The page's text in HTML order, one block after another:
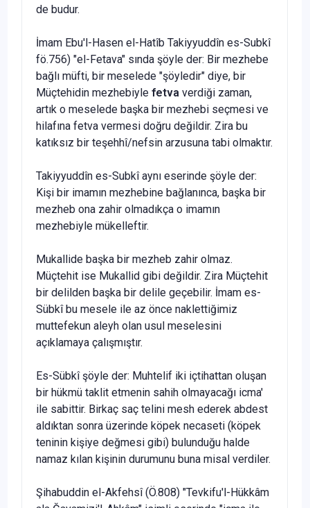
de budur.
İmam Ebu'l-Hasen el-Hatîb Takiyyuddîn es-Subkî
fö.756) "el-Fetava" sında şöyle der: Bir mezhebe
bağlı müfti, bir meselede "şöyledir" diye, bir
Müçtehidin mezhebiyle fetva verdiği zaman,
artık o meselede başka bir mezhebi seçmesi ve
hilafına fetva vermesi doğru değildir. Zira bu
katıksız bir teşehhî/nefsin arzusuna tabi olmaktır.
Takiyyuddîn es-Subkî aynı eserinde şöyle der:
Kişi bir imamın mez­hebine bağlanınca, başka bir
mezheb ona zahir olmadıkça o imamın
mezhebiyle mükelleftir.
Mukallide başka bir mezheb zahir olmaz.
Müçtehit ise Mukallid gibi değildir. Zira Müçtehit
bir delilden başka bir delile geçebilir. İmam es-
Sübkî bu mesele ile az önce naklettiğimiz
muttefekun aleyh olan usul meselesini
açıklamaya çalışmıştır.
Es-Sübkî şöyle der: Muhtelif iki içtihattan oluşan
bir hükmü tak­lit etmenin sahih olmayacağı icma'
ile sabittir. Birkaç saç telini mesh ederek abdest
aldıktan sonra üzerinde köpek necaseti (köpek
teninin kişiye değmesi gibi) bulunduğu halde
namaz kılan kişinin durumunu buna misal verdiler.
Şihabuddin el-Akfehsî (Ö.808) "Tevkifu'l-Hükkâm